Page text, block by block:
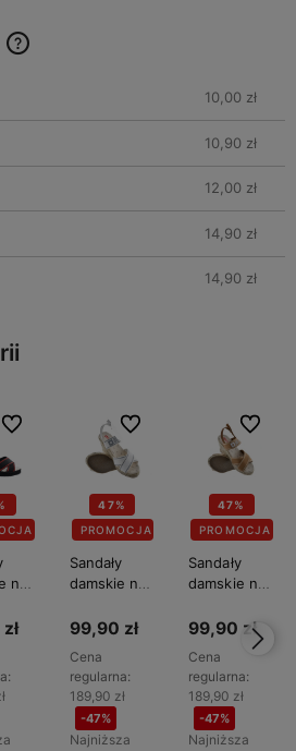
10,00 zł
10,90 zł
12,00 zł
14,90 zł
14,90 zł
na
Do ulubionych
Do ulubionych
47%
PROMOCJA
Sandały
damskie na
STAR
99,90 zł
Cena
regularna:
189,90 zł
-47%
Najniższa
Do ulubionych
Do ulubionych
47%
PROMOCJA
Sandały
damskie na
STAR
LL274883
99,90 zł
Cena
regularna:
189,90 zł
-47%
Najniższa
Do
Do